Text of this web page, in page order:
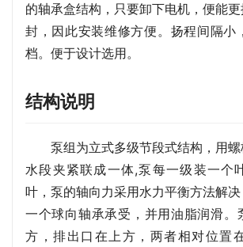
的轴承盒结构，只要卸下电机，便能
封，因此安装维修方便。扬程间隔小
档。便于设计选用。
结构说明
泵组为立式多级节段式结构，用螺
水段夹紧联成一体,泵每一级装一个
叶，泵的轴向力采用水力平衡方法解
一个球向轴承承受，并用油脂润滑。
方，排出口在上方，两者相对位置